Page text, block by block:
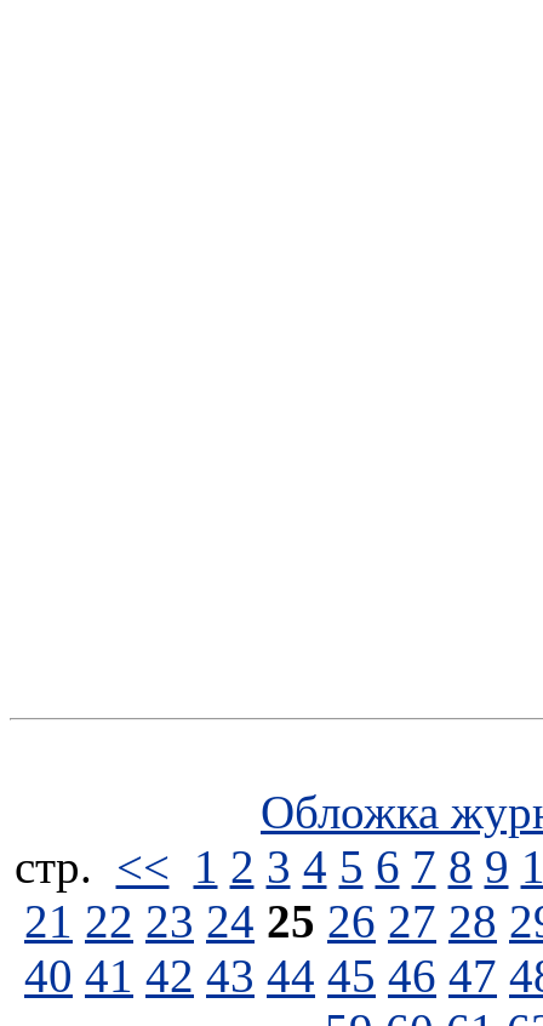
Обложка
стp. << 1 2 3 4 5 6 7 8 9
21 22 23 24 25 26 27 28
40 41 42 43 44 45 46 47